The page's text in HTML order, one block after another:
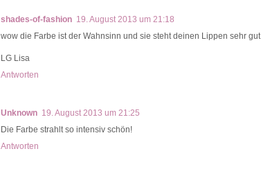
shades-of-fashion 19. August 2013 um 21:18
wow die Farbe ist der Wahnsinn und sie steht deinen Lippen sehr gut.
LG Lisa
Antworten
Unknown 19. August 2013 um 21:25
Die Farbe strahlt so intensiv schön!
Antworten